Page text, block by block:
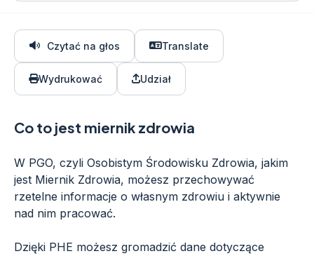
Czytać na głos Translate
Wydrukować Udział
Co to jest miernik zdrowia
W PGO, czyli Osobistym Środowisku Zdrowia, jakim
jest Miernik Zdrowia, możesz przechowywać
rzetelne informacje o własnym zdrowiu i aktywnie
nad nim pracować.
Dzięki PHE możesz gromadzić dane dotyczące